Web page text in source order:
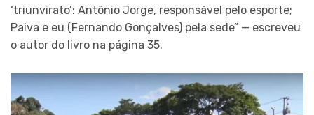
‘triunvirato’: Antônio Jorge, responsável pelo esporte;
Paiva e eu (Fernando Gonçalves) pela sede” — escreveu
o autor do livro na página 35.